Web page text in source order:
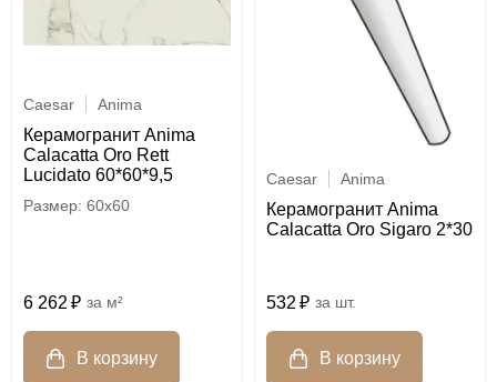
Caesar Anima
Керамогранит Anima
Calacatta Oro Rett
Lucidato 60*60*9,5
60x60
6 262 м²
Caesar Anima
Керамогранит Anima
Calacatta Oro Sigaro 2*30
532 шт.